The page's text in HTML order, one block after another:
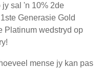
jy sal 'n 10% 2de
Generasie Gold
Platinum wedstryd op
mense jy kan pas